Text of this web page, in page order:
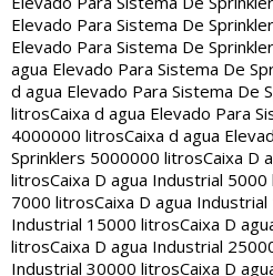
Elevado Para Sistema De
Elevado Para Sistema De
agua Elevado Para Sistema De
d agua Elevado Para Sistema De
litrosCaixa d agua Elevado Para
4000000 litrosCaixa d agua
Sprinklers 5000000 litrosCaixa D
litrosCaixa D agua Industrial
7000 litrosCaixa D agua
Industrial 15000 litrosCaixa D
litrosCaixa D agua Industrial
Industrial 30000 litrosCaixa D